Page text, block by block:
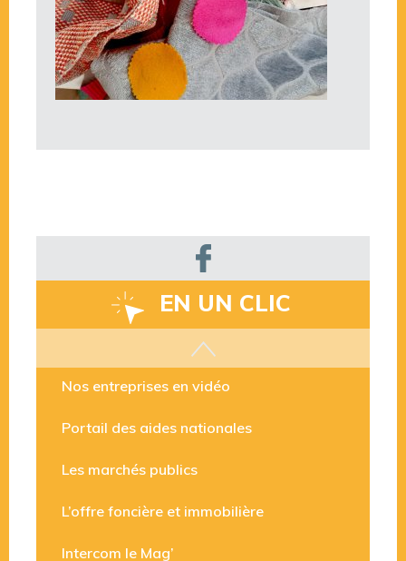
EN UN CLIC
Les aides disponibles
Nos entreprises en vidéo
Portail des aides nationales
Les marchés publics
L’offre foncière et immobilière